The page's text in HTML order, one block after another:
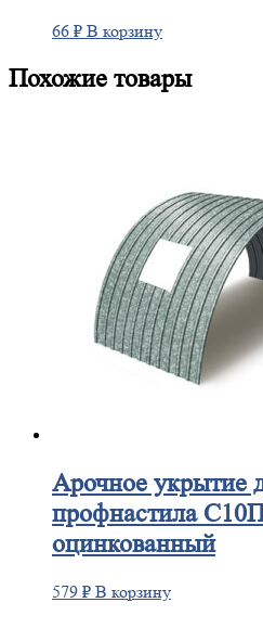
66 ₽ В корзину
Похожие товары
Арочное укрытие
профнастила
оцинкованный
579 ₽ В корзину